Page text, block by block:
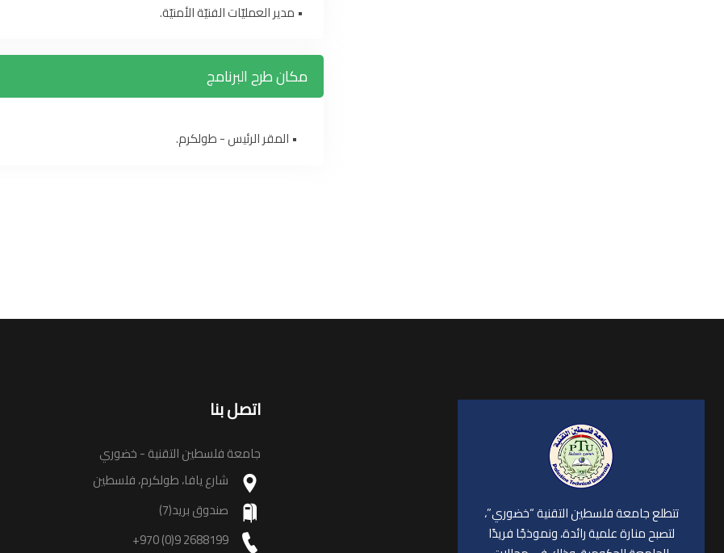
• مدير العمليّات الفنيّة الأمنيّة.
مكان طرح البرنامج
• المقر الرئيس - طولكرم.
تتطلع جامعة فلسطين التقنية “خضوري”،
لتصبح منارة علمية رائدة، ونموذجًا فريدًا
اتصل بنا
جامعة فلسطين التقنية - خضوري
شارع يافا، طولكرم، فلسطين
صندوق بريد(7)
+970 (0)9 2688199